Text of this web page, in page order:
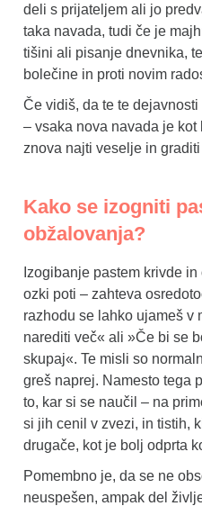
deli s prijateljem ali jo
taka navada, tudi če je
tišini ali pisanje dnevnika,
bolečine in proti novim
Če vidiš, da te te
– vsaka nova navada je
znova najti veselje in
Kako se izogniti
obžalovanja?
Izogibanje pastem krivde
ozki poti – zahteva
razhodu se lahko ujameš v
narediti več« ali »Če bi se
skupaj«. Te misli so
greš naprej. Namesto tega
to, kar si se naučil – na
si jih cenil v zvezi, in tistih,
drugače, kot je bolj odprta
Pomembno je, da se ne
neuspešen, ampak del